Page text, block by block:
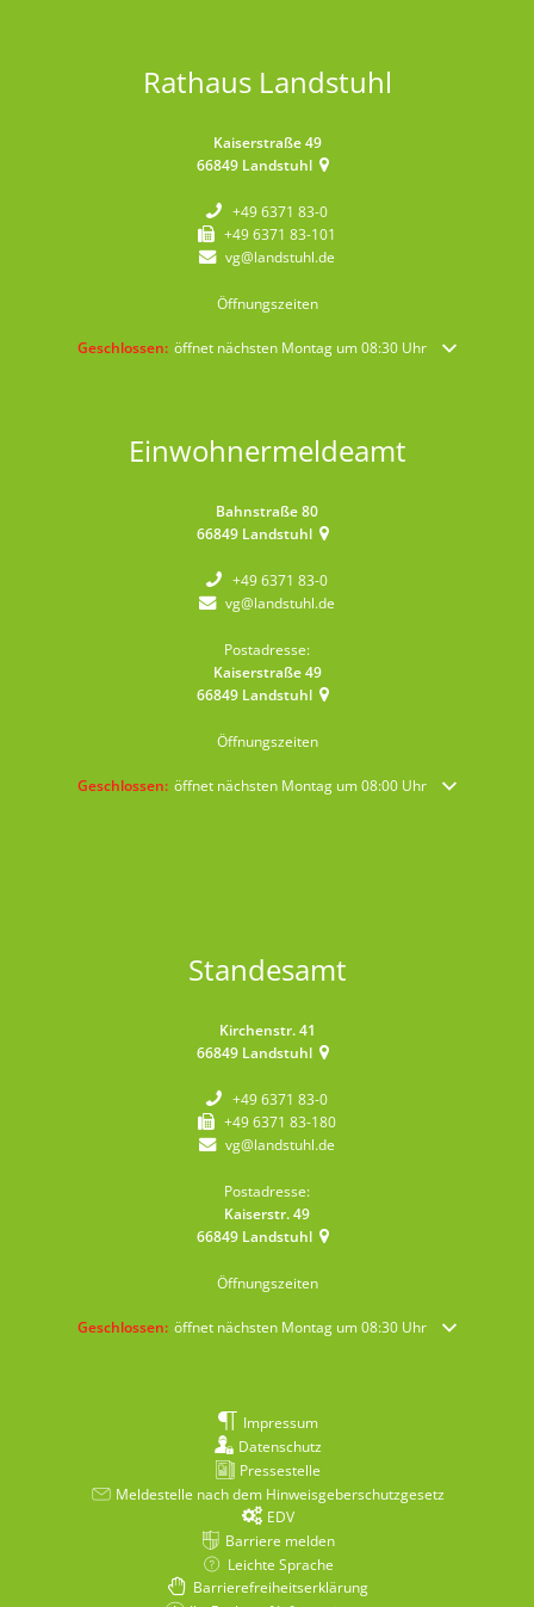
Rathaus Landstuhl
Kaiserstraße 49
66849 Landstuhl
+49 6371 83-0
+49 6371 83-101
vg@landstuhl.de
Öffnungszeiten
Klicken, um weitere Öffnungs- oder Schließzeiten auszublenden
Geschlossen: öffnet nächsten Montag um 08:30 Uhr
Einwohnermeldeamt
Bahnstraße 80
66849 Landstuhl
+49 6371 83-0
vg@landstuhl.de
Postadresse:
Kaiserstraße 49
66849 Landstuhl
Öffnungszeiten
Klicken, um weitere Öffnungs- oder Schließzeiten auszublenden
Geschlossen: öffnet nächsten Montag um 08:00 Uhr
Standesamt
Kirchenstr. 41
66849 Landstuhl
+49 6371 83-0
+49 6371 83-180
vg@landstuhl.de
Postadresse:
Kaiserstr. 49
66849 Landstuhl
Öffnungszeiten
Klicken, um weitere Öffnungs- oder Schließzeiten auszublenden
Geschlossen: öffnet nächsten Montag um 08:30 Uhr
Impressum
Datenschutz
Pressestelle
Meldestelle nach dem Hinweisgeberschutzgesetz
EDV
Barriere melden
Leichte Sprache
Barrierefreiheitserklärung